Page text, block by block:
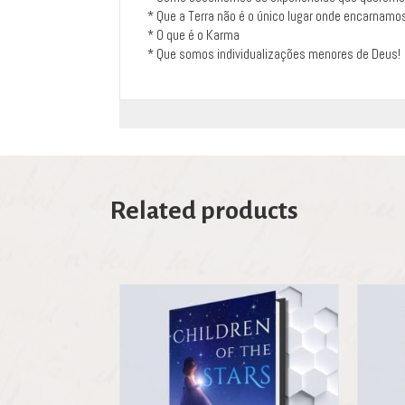
* Que a Terra não é o único lugar onde
* O que é o Karma
* Que somos individualizações menores de Deus!
Related products